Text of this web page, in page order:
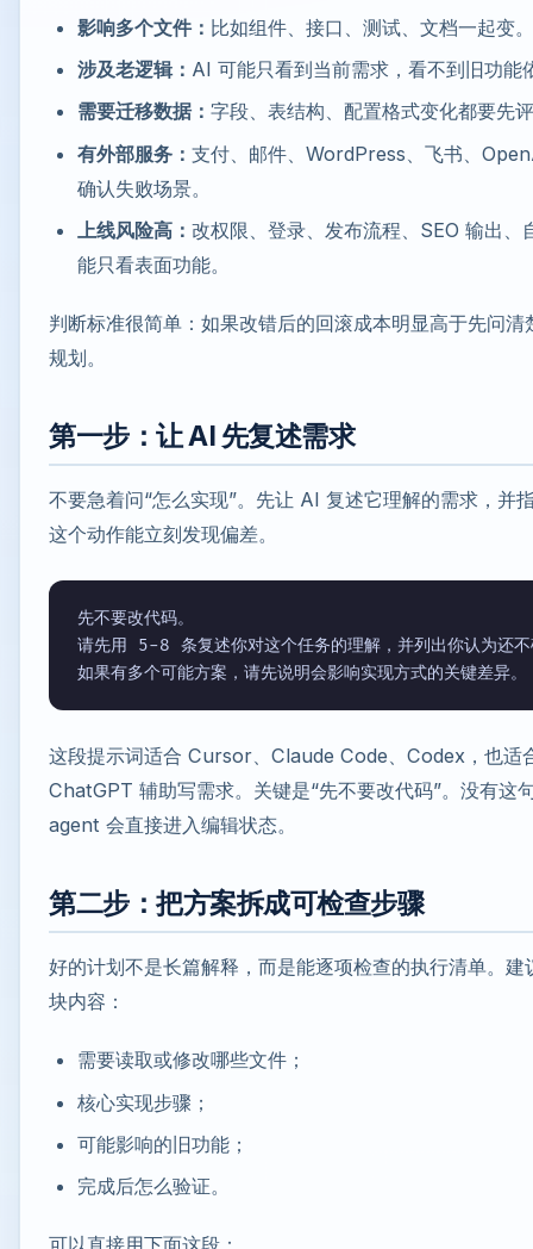
影响多个文件： 比如组件、接口、测试、文档一起变。
涉及老逻辑： AI 可能只看到当前需求，看不到旧功能
需要迁移数据： 字段、表结构、配置格式变化都要先
有外部服务： 支付、邮件、WordPress、飞书、
确认失败场景。
上线风险高： 改权限、登录、发布流程、SEO 输出、
能只看表面功能。
判断标准很简单：如果改错后的回滚成本明显高于先问清
规划。
第一步：让 AI 先复述需求
不要急着问“怎么实现”。先让 AI 复述它理解的需求，并
这个动作能立刻发现偏差。
先不要改代码。
请先用 5-8 条复述你对这个任务的理解，并列出你认为还不
这段提示词适合 Cursor、Claude Code、Codex，也适
ChatGPT 辅助写需求。关键是“先不要改代码”。没有这
agent 会直接进入编辑状态。
第二步：把方案拆成可检查步骤
好的计划不是长篇解释，而是能逐项检查的执行清单。
块内容：
需要读取或修改哪些文件；
核心实现步骤；
可能影响的旧功能；
完成后怎么验证。